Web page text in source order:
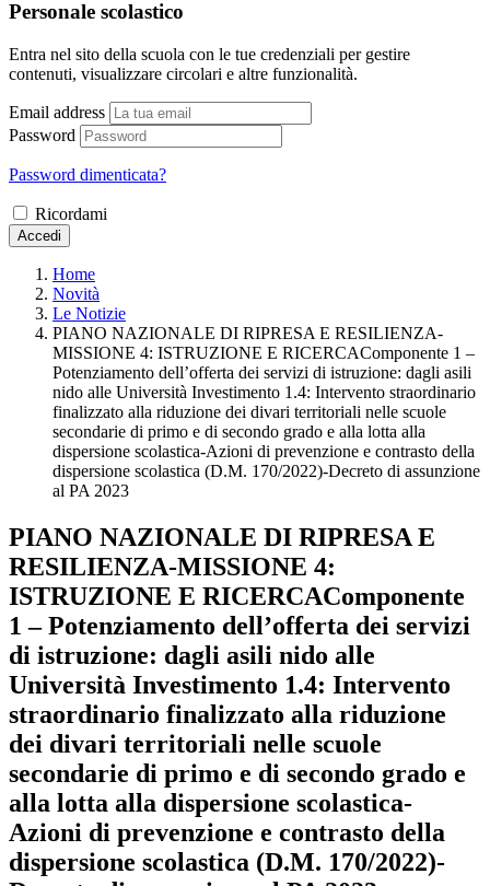
Personale scolastico
Entra nel sito della scuola con le tue credenziali per gestire
contenuti, visualizzare circolari e altre funzionalità.
Email address
Password
Password dimenticata?
Ricordami
Accedi
Home
Novità
Le Notizie
PIANO NAZIONALE DI RIPRESA E RESILIENZA-
MISSIONE 4: ISTRUZIONE E RICERCAComponente 1 –
Potenziamento dell’offerta dei servizi di istruzione: dagli asili
nido alle Università Investimento 1.4: Intervento straordinario
finalizzato alla riduzione dei divari territoriali nelle scuole
secondarie di primo e di secondo grado e alla lotta alla
dispersione scolastica-Azioni di prevenzione e contrasto della
dispersione scolastica (D.M. 170/2022)-Decreto di assunzione
al PA 2023
PIANO NAZIONALE DI RIPRESA E
RESILIENZA-MISSIONE 4:
ISTRUZIONE E RICERCAComponente
1 – Potenziamento dell’offerta dei servizi
di istruzione: dagli asili nido alle
Università Investimento 1.4: Intervento
straordinario finalizzato alla riduzione
dei divari territoriali nelle scuole
secondarie di primo e di secondo grado e
alla lotta alla dispersione scolastica-
Azioni di prevenzione e contrasto della
dispersione scolastica (D.M. 170/2022)-